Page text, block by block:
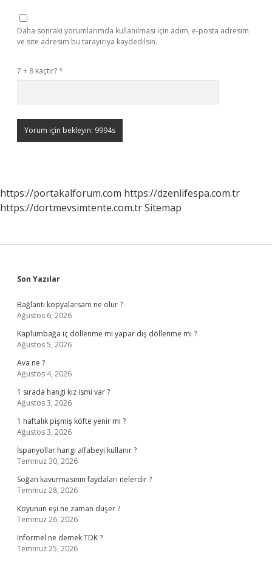
Daha sonraki yorumlarımda kullanılması için adım, e-posta adresim
ve site adresim bu tarayıcıya kaydedilsin.
7 + 8 kaçtır?*
https://portakalforum.com https://dzenlifespa.com.tr
https://dortmevsimtente.com.trSitemap
Sidebar
Son Yazılar
Bağlantı kopyalarsam ne olur ?
Ağustos 6, 2026
Kaplumbağa iç döllenme mi yapar dış döllenme mi ?
Ağustos 5, 2026
Ava ne ?
Ağustos 4, 2026
1 sırada hangi kız ismi var ?
Ağustos 3, 2026
1 haftalık pişmiş köfte yenir mi ?
Ağustos 3, 2026
İspanyollar hangi alfabeyi kullanır ?
Temmuz 30, 2026
Soğan kavurmasının faydaları nelerdir ?
Temmuz 28, 2026
Koyunun eşi ne zaman düşer ?
Temmuz 26, 2026
Informel ne demek TDK ?
Temmuz 25, 2026